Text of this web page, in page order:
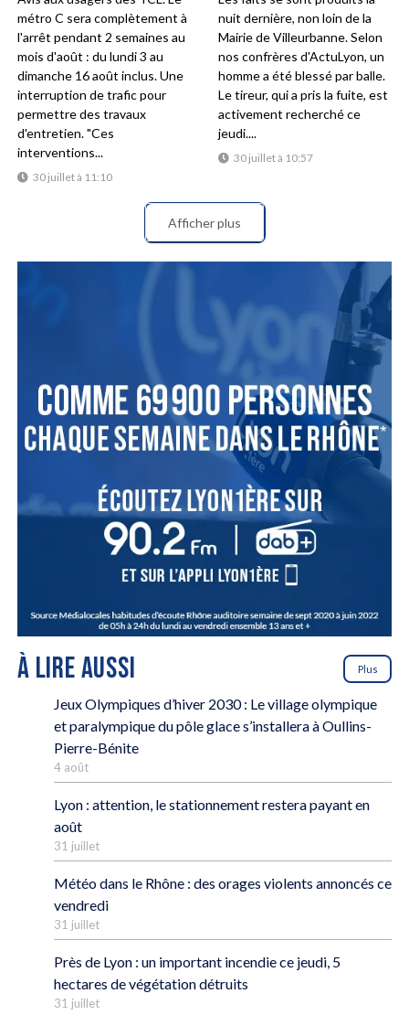
30 juillet à 11:10
métro C sera complètement à
l'arrêt pendant 2 semaines au
mois d'août : du lundi 3 au
dimanche 16 août inclus. Une
interruption de trafic pour
permettre des travaux
d'entretien. "Ces
interventions...
30 juillet à 10:57
nuit dernière, non loin de la
Mairie de Villeurbanne. Selon
nos confrères d'ActuLyon, un
homme a été blessé par balle.
Le tireur, qui a pris la fuite, est
activement recherché ce
jeudi....
Afficher plus
À LIRE AUSSI Plus
Jeux Olympiques d’hiver 2030 : Le village olympique
et paralympique du pôle glace s’installera à Oullins-
Pierre-Bénite
4 août
Lyon : attention, le stationnement restera payant en
août
31 juillet
Météo dans le Rhône : des orages violents annoncés ce
vendredi
31 juillet
Près de Lyon : un important incendie ce jeudi, 5
hectares de végétation détruits
31 juillet